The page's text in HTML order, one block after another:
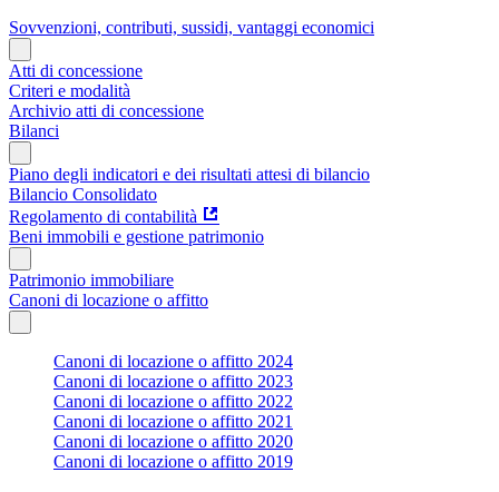
Sovvenzioni, contributi, sussidi, vantaggi economici
Atti di concessione
Criteri e modalità
Archivio atti di concessione
Bilanci
Piano degli indicatori e dei risultati attesi di bilancio
Bilancio Consolidato
Regolamento di contabilità
Beni immobili e gestione patrimonio
Patrimonio immobiliare
Canoni di locazione o affitto
Canoni di locazione o affitto 2024
Canoni di locazione o affitto 2023
Canoni di locazione o affitto 2022
Canoni di locazione o affitto 2021
Canoni di locazione o affitto 2020
Canoni di locazione o affitto 2019